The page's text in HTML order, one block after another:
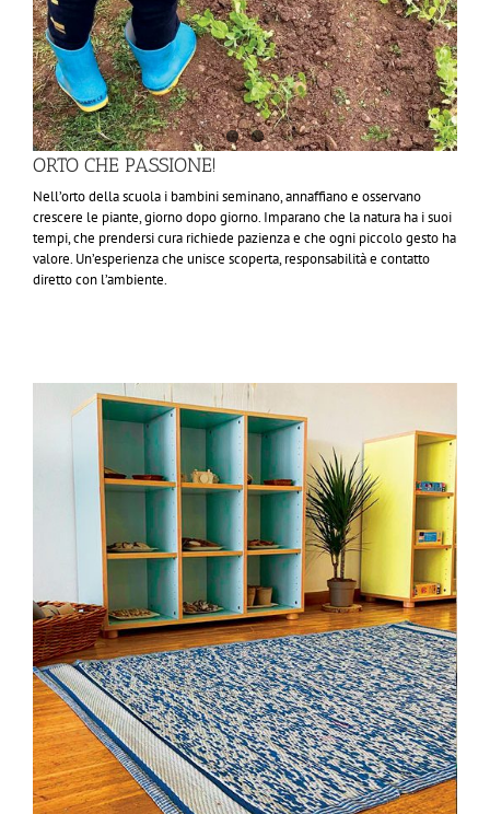
ORTO CHE PASSIONE!
Nell’orto della scuola i bambini seminano, annaffiano e osservano
crescere le piante, giorno dopo giorno. Imparano che la natura ha i suoi
tempi, che prendersi cura richiede pazienza e che ogni piccolo gesto ha
valore. Un’esperienza che unisce scoperta, responsabilità e contatto
diretto con l’ambiente.